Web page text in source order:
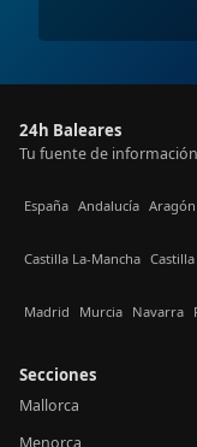
24h Baleares
Tu fuente de
España Andalucía Aragón
Castilla La-Mancha
Madrid Murcia Navarra
Secciones
Mallorca
Menorca